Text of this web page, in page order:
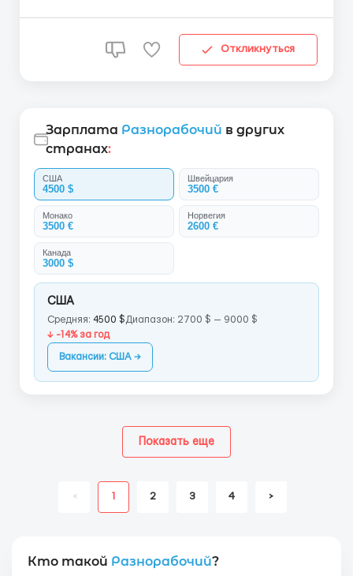
Откликнуться
Зарплата Разнорабочий в других
странах:
США
4500 $
Швейцария
3500 €
Монако
3500 €
Норвегия
2600 €
Канада
3000 $
США
Средняя: 4500 $ Диапазон: 2700 $ — 9000 $
↓ -14% за год
Вакансии: США →
< 1 2 3 4 >
Показать еще
Кто такой Разнорабочий?